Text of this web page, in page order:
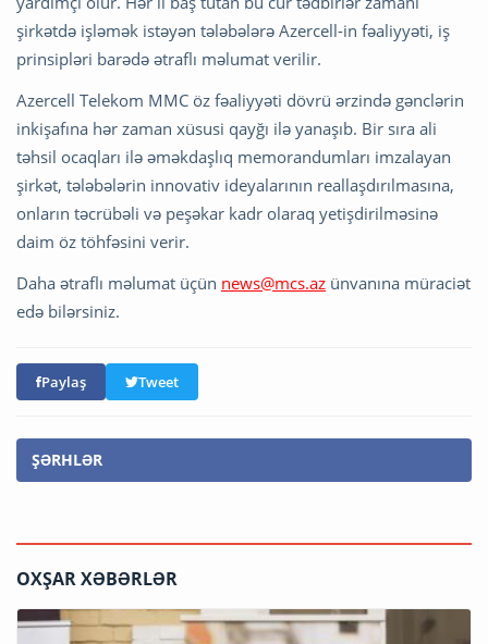
şirkətdə işləmək istəyən tələbələrə Azercell-in fəaliyyəti, iş
prinsipləri barədə ətraflı məlumat verilir.
Azercell Telekom MMC öz fəaliyyəti dövrü ərzində gənclərin
inkişafına hər zaman xüsusi qayğı ilə yanaşıb. Bir sıra ali
təhsil ocaqları ilə əməkdaşlıq memorandumları imzalayan
şirkət, tələbələrin innovativ ideyalarının reallaşdırılmasına,
onların təcrübəli və peşəkar kadr olaraq yetişdirilməsinə
daim öz töhfəsini verir.
Daha ətraflı məlumat üçün news@mcs.az ünvanına müraciət
edə bilərsiniz.
Paylaş Tweet
ŞƏRHLƏR
OXŞAR XƏBƏRLƏR